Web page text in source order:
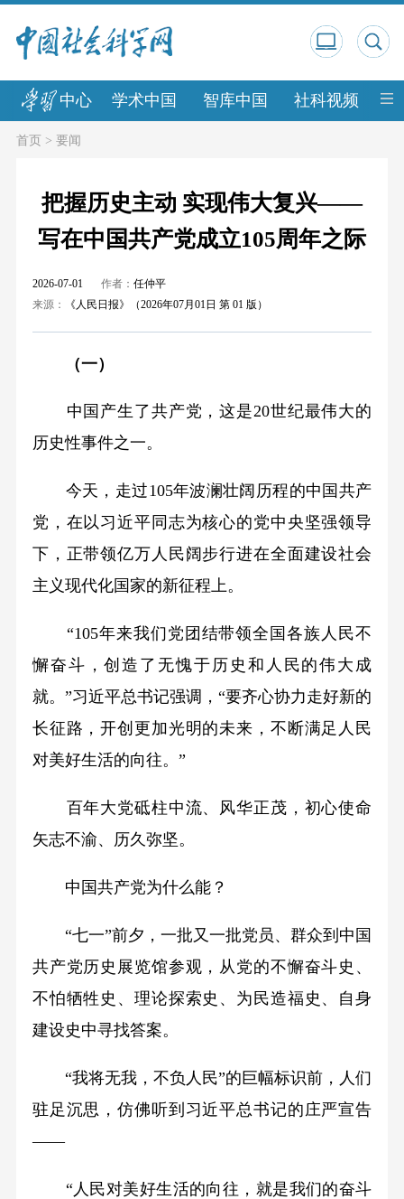
中心 学术中国 智库中国 社科视频 中
首页> 要闻
把握历史主动 实现伟大复兴——
写在中国共产党成立105周年之际
2026-07-01 作者： 任仲平
来源：
《人民日报》（2026年07月01日 第 01 版）
（一）
中国产生了共产党，这是20世纪最伟大的
历史性事件之一。
今天，走过105年波澜壮阔历程的中国共产
党，在以习近平同志为核心的党中央坚强领导
下，正带领亿万人民阔步行进在全面建设社会
主义现代化国家的新征程上。
“105年来我们党团结带领全国各族人民不
懈奋斗，创造了无愧于历史和人民的伟大成
就。”习近平总书记强调，“要齐心协力走好新的
长征路，开创更加光明的未来，不断满足人民
对美好生活的向往。”
百年大党砥柱中流、风华正茂，初心使命
矢志不渝、历久弥坚。
中国共产党为什么能？
“七一”前夕，一批又一批党员、群众到中国
共产党历史展览馆参观，从党的不懈奋斗史、
不怕牺牲史、理论探索史、为民造福史、自身
建设史中寻找答案。
“我将无我，不负人民”的巨幅标识前，人们
驻足沉思，仿佛听到习近平总书记的庄严宣告
——
“人民对美好生活的向往，就是我们的奋斗